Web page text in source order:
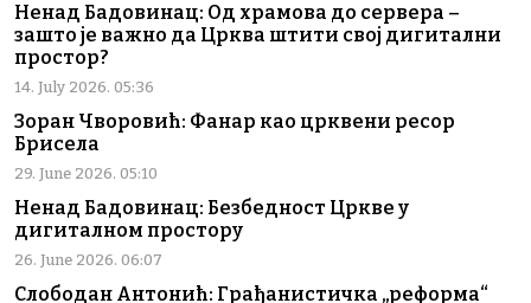
Ненад Бадовинац: Од храмова до сервера –
зашто је важно да Црква штити свој дигитални
простор?
14. July 2026. 05:36
Зоран Чворовић: Фанар као црквени ресор
Брисела
29. June 2026. 05:10
Ненад Бадовинац: Безбедност Цркве у
дигиталном простору
26. June 2026. 06:07
Слободан Антонић: Грађанистичка „реформа“